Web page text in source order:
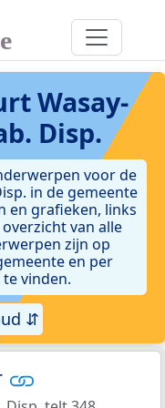
Wasay-
Disp.
voor de
in de gemeente
en grafieken, links
van alle
zijn op
en per
vinden.
⇵